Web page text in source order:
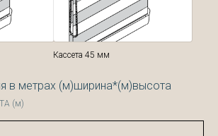
Кассета 45 мм
в метрах (м)ширина*(м)высота
(м)